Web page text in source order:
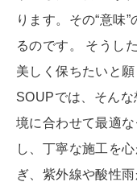
ります。その“意味
るのです。 そうし
美しく保ちたいと
SOUPでは、そん
境に合わせて最適
し、丁寧な施工を
ぎ、紫外線や酸性